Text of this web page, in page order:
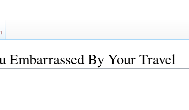
Embarrassed By Your Travel